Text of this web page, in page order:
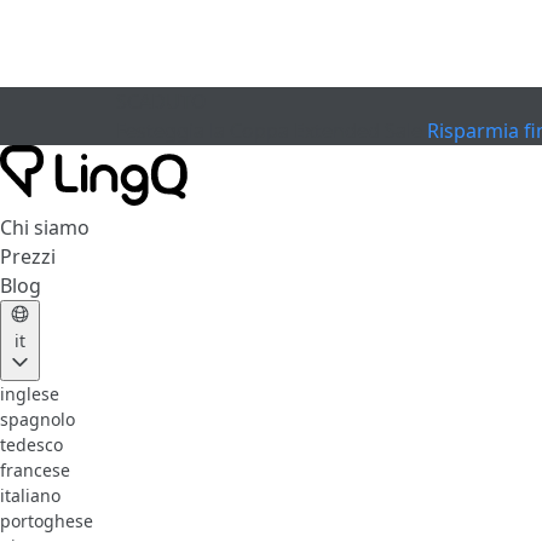
Risparmia
Chi siamo
Prezzi
Blog
it
inglese
spagnolo
tedesco
francese
italiano
portoghese